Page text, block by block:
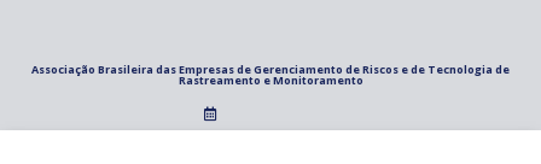
Associação Brasileira das Empresas de Gerenciamento de Riscos e de Tecnologia de
Rastreamento e Monitoramento